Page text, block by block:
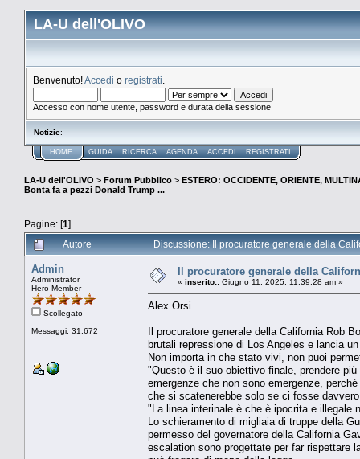
LA-U dell'OLIVO
Benvenuto!Accedi o registrati
Accesso con nome utente, password e durata della sessione
Notizie:
HOME GUIDA RICERCA AGENDA ACCEDI REGISTRATI
LA-U dell'OLIVO > Forum Pubblico > ESTERO: OCCIDENTE, ORIENTE,
Bonta fa a pezzi Donald Trump ...
Pagine: [1]
Autore
Discussione: Il procuratore generale della
Admin
Administrator
Hero Member
Scollegato
Messaggi: 31.672
Il procuratore generale della
« inserito:: Giugno 11, 2025, 11:39:28 am »
Alex Orsi
Il procuratore generale della California Rob
brutali repressione di Los Angeles e lancia
Non importa in che stato vivi, non puoi
"Questo è il suo obiettivo finale, prendere
emergenze che non sono emergenze,
che si scatenerebbe solo se ci fosse
"La linea interinale è che è ipocrita e illegale
Lo schieramento di migliaia di truppe della
permesso del governatore della California
escalation sono progettate per far rispettare